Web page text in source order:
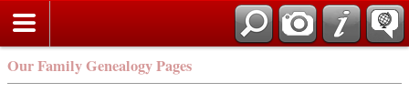
Our Family Genealogy Pages